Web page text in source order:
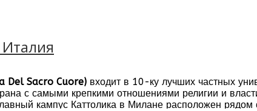
Del Sacro Cuore) входит в 10-ку лучших частных
с самыми крепкими отношениями религии и
кампус Каттолика в Милане расположен